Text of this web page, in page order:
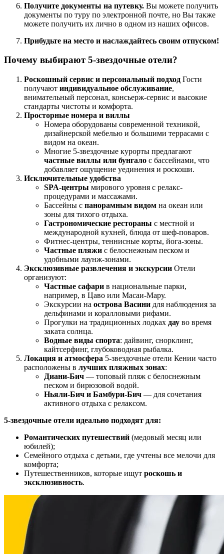
Получите документы на путевку. Вы можете получить
документы по туру по электронной почте, но Вы также
можете получить их лично в одном из наших офисов.
Прибудьте на место и наслаждайтесь своим отпуском!
Почему выбирают 5-звездочные отели?
Роскошный сервис и персональный подход Гости
получают индивидуальное обслуживание,
внимательный персонал, консьерж-сервис и высокие
стандарты чистоты и комфорта.
Просторные номера и виллы
Номера оборудованы современной техникой,
дизайнерской мебелью и большими террасами с
видом на океан.
Многие 5-звездочные курорты предлагают
частные виллы или бунгало с бассейнами, что
добавляет ощущение уединения и роскоши.
Исключительные удобства
SPA-центры мирового уровня с релакс-
процедурами и массажами.
Бассейны с панорамным видом на океан или
зоны для тихого отдыха.
Гастрономические рестораны с местной и
международной кухней, блюда от шеф-поваров.
Фитнес-центры, теннисные корты, йога-зоны.
Частные пляжи с белоснежным песком и
удобными лаунж-зонами.
Эксклюзивные развлечения и экскурсии Отели
организуют:
Частные сафари в национальные парки,
например, в Цаво или Масаи-Мару.
Экскурсии на острова Васини для наблюдения за
дельфинами и коралловыми рифами.
Прогулки на традиционных лодках дау во время
заката солнца.
Водные виды спорта: дайвинг, снорклинг,
кайтсерфинг, глубоководная рыбалка.
Локация и атмосфера 5-звездочные отели Кении часто
расположены в лучших пляжных зонах:
Диани-Бич — топовый пляж с белоснежным
песком и бирюзовой водой.
Ньяли-Бич и Бамбури-Бич — для сочетания
активного отдыха с релаксом.
5-звездочные отели идеально подходят для:
Романтических путешествий (медовый месяц или
юбилей);
Семейного отдыха с детьми, где учтены все мелочи для
комфорта;
Путешественников, которые ищут роскошь и
эксклюзивность.